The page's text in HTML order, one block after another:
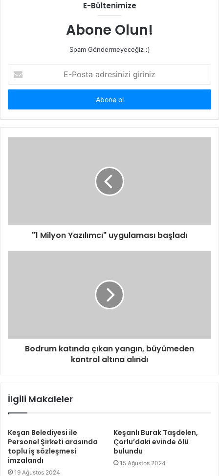
E-Bültenimize
Abone Olun!
Spam Göndermeyeceğiz :)
Posta
adresinizi
"1 Milyon Yazılımcı" uygulaması başladı
Bodrum katında çıkan yangın, büyümeden
kontrol altına alındı
İlgili Makaleler
Keşan Belediyesi ile
Personel Şirketi arasında
toplu iş sözleşmesi
imzalandı
19 Ağustos 2024
Keşanlı Burak Taşdelen,
Çorlu’daki evinde ölü
bulundu
15 Ağustos 2024